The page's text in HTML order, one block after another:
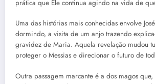
prática que Ele continua agindo na vida de
Uma das histórias mais conhecidas envolve
dormindo, a visita de um anjo trazendo
gravidez de Maria. Aquela revelação mudou
proteger o Messias e direcionar o futuro de
Outra passagem marcante é a dos magos que,